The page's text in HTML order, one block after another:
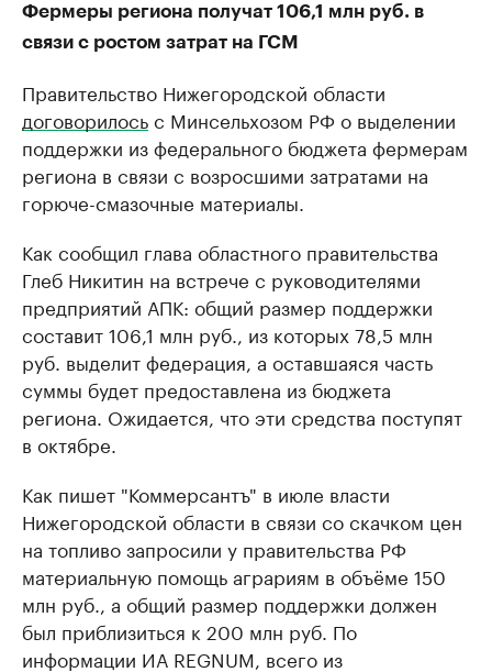
Фермеры региона получат 106,1 млн руб. в
связи с ростом затрат на ГСМ
Правительство Нижегородской области
договорилосьс Минсельхозом РФ о выделении
поддержки из федерального бюджета фермерам
региона в связи с возросшими затратами на
горюче-смазочные материалы.
Как сообщил глава областного правительства
Глеб Никитин на встрече с руководителями
предприятий АПК: общий размер поддержки
составит 106,1 млн руб., из которых 78,5 млн
руб. выделит федерация, а оставшаяся часть
суммы будет предоставлена из бюджета
региона. Ожидается, что эти средства поступят
в октябре.
Как пишет "Коммерсантъ" в июле власти
Нижегородской области в связи со скачком цен
на топливо запросили у правительства РФ
материальную помощь аграриям в объёме 150
млн руб., а общий размер поддержки должен
был приблизиться к 200 млн руб. По
информации ИА REGNUM, всего из